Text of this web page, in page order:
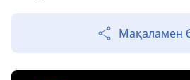
Мақаламен